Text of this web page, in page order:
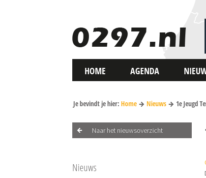
HOME AGENDA
Je bevindt je hier: Home Nieuws 1e Jeugd
Naar het nieuwsoverzicht
Nieuws